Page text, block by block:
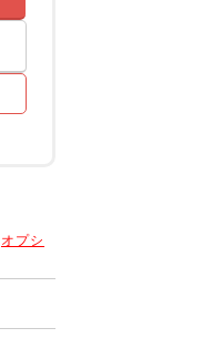
オプシ